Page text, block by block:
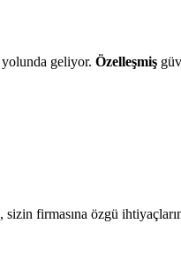
yolunda geliyor. Özelleşmiş
firmasına özgü